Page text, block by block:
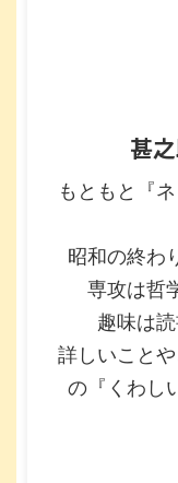
甚
もともと『
昭和の終わ
専攻は哲
趣味は読
詳しいこと
の『くわし